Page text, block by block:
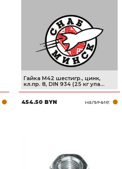
Гайка М42 шестигр., цинк,
кл.пр. 8, DIN 934 (25 кг упа...
454.50 BYN наличие: